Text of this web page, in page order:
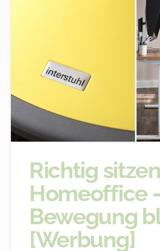
Richtig
Homeoffice
Bewegung
[Werbung]